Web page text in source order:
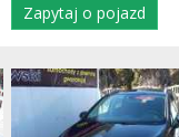
Zapytaj o pojazd